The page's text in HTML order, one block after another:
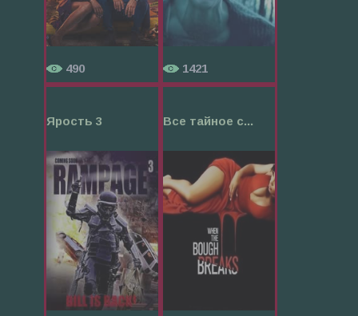
490 1421
Ярость 3 Все тайное с...